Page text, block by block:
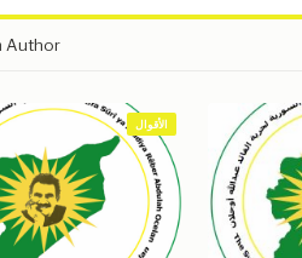
Author
الأقوال